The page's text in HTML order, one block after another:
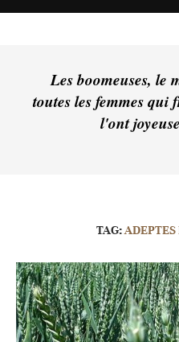
Les boomeuses, le
toutes les femmes
l'ont
TAG: